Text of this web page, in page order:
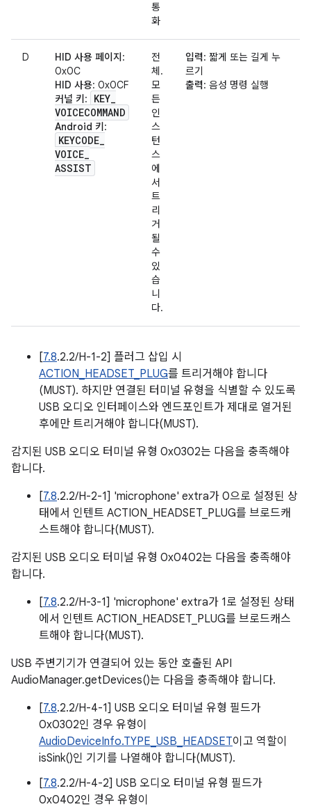
통
화
D HID 사용 페이지:
0x0C
HID 사용: 0x0CF
커널 키: KEY_
VOICECOMMAND
Android 키:
KEYCODE_
VOICE_
ASSIST
전
체.
모
든
인
스
턴
스
에
서
트
리
거
될
수
있
습
니
다.
입력: 짧게 또는 길게 누
르기
출력: 음성 명령 실행
[7.8.2.2/H-1-2] 플러그 삽입 시
ACTION_HEADSET_PLUG를 트리거해야 합니다
(MUST). 하지만 연결된 터미널 유형을 식별할 수 있도록
USB 오디오 인터페이스와 엔드포인트가 제대로 열거된
후에만 트리거해야 합니다(MUST).
감지된 USB 오디오 터미널 유형 0x0302는 다음을 충족해야
합니다.
[7.8.2.2/H-2-1] 'microphone' extra가 0으로 설정된 상
태에서 인텐트 ACTION_HEADSET_PLUG를 브로드캐
스트해야 합니다(MUST).
감지된 USB 오디오 터미널 유형 0x0402는 다음을 충족해야
합니다.
[7.8.2.2/H-3-1] 'microphone' extra가 1로 설정된 상태
에서 인텐트 ACTION_HEADSET_PLUG를 브로드캐스
트해야 합니다(MUST).
USB 주변기기가 연결되어 있는 동안 호출된 API
AudioManager.getDevices()는 다음을 충족해야 합니다.
[7.8.2.2/H-4-1] USB 오디오 터미널 유형 필드가
0x0302인 경우 유형이
AudioDeviceInfo.TYPE_USB_HEADSET이고 역할이
isSink()인 기기를 나열해야 합니다(MUST).
[7.8.2.2/H-4-2] USB 오디오 터미널 유형 필드가
0x0402인 경우 유형이